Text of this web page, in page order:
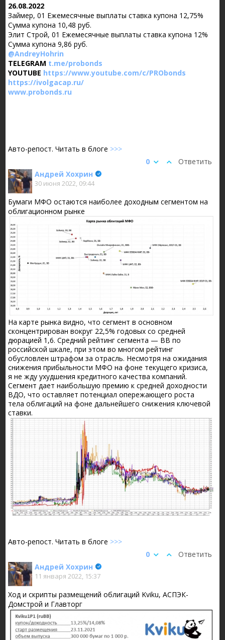
26.08.2022
Займер, 01 Ежемесячные выплаты ставка купона 12,75%
Сумма купона 10,48 руб.
Элит Строй, 01 Ежемесячные выплаты ставка купона 12%
Сумма купона 9,86 руб.
@AndreyHohrin
TELEGRAM t.me/probonds
YOUTUBE https://www.youtube.com/c/PRObonds
https://ivolgacap.ru/
www.probonds.ru
Авто-репост. Читать в блоге >>>
Ответить
0
Андрей Хохрин
30 июня 2022, 09:44
Бумаги МФО остаются наиболее доходным сегментом на
облигационном рынке
На карте рынка видно, что сегмент в основном
сконцентрирован вокруг 22,5% годовых со средней
дюрацией 1,6. Средний рейтинг сегмента — ВВ по
российской шкале, при этом во многом рейтинг
обусловлен штрафом за отрасль. Несмотря на ожидания
снижения прибыльности МФО на фоне текущего кризиса,
я не жду ухудшения кредитного качества компаний.
Сегмент дает наибольшую премию к средней доходности
ВДО, что оставляет потенциал опережающего роста
тела облигаций на фоне дальнейшего снижения ключевой
ставки.
Авто-репост. Читать в блоге >>>
Ответить
0
Андрей Хохрин
11 января 2022, 15:37
Ход и скрипты размещений облигаций Kviku, АСПЭК-
Домстрой и Главторг